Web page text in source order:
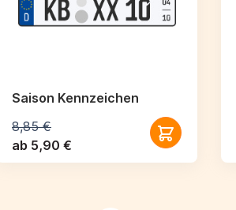
Saison Kennzeichen
8,85 €
ab 5,90 €